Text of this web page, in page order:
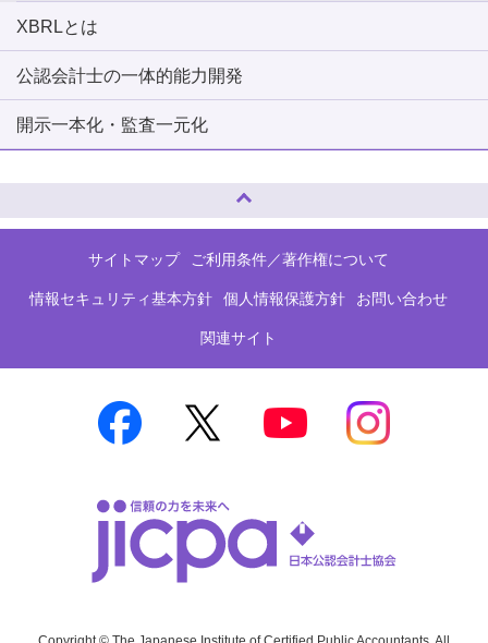
XBRLとは
公認会計士の一体的能力開発
開示一本化・監査一元化
サイトマップ ご利用条件／著作権について
情報セキュリティ基本方針 個人情報保護方針 お問い合わせ
関連サイト